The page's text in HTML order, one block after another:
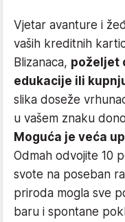
Vjetar avanture i
vaših kreditnih
Blizanaca, poželjet
edukacije ili
slika doseže
u vašem znaku
Moguća je veća
Odmah odvojite 10
svote na poseban
priroda mogla sve
baru i spontane